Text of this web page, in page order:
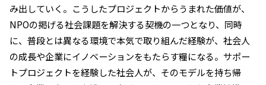
み出していく。こうしたプロジェクトからうまれた価値が、
NPOの掲げる社会課題を解決する契機の一つとなり、同時
に、普段とは異なる環境で本気で取り組んだ経験が、社会人
の成長や企業にイノベーションをもたらす糧になる。サポー
トプロジェクトを経験した社会人が、そのモデルを持ち帰